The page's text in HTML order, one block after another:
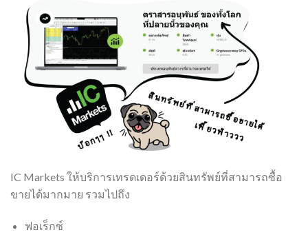
IC Markets ให้บริการเทรดเดอร์ด้วยสินทรัพย์ที่สามารถซื้อ
ขายได้มากมาย รวมไปถึง
ฟอเร็กซ์